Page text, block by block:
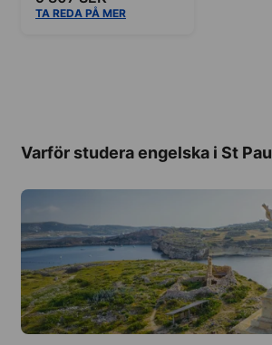
TA REDA PÅ MER
Varför studera engelska i St